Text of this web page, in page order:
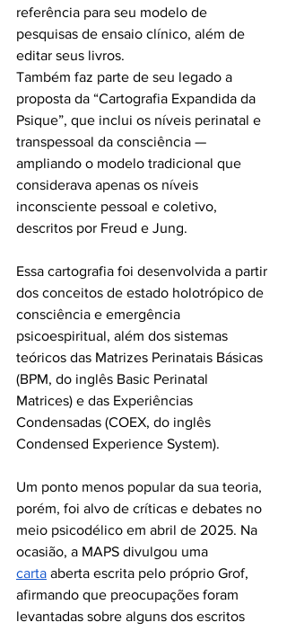
referência para seu modelo de
pesquisas de ensaio clínico, além de
editar seus livros.
Também faz parte de seu legado a
proposta da “Cartografia Expandida da
Psique”, que inclui os níveis perinatal e
transpessoal da consciência —
ampliando o modelo tradicional que
considerava apenas os níveis
inconsciente pessoal e coletivo,
descritos por Freud e Jung.
Essa cartografia foi desenvolvida a partir
dos conceitos de estado holotrópico de
consciência e emergência
psicoespiritual, além dos sistemas
teóricos das Matrizes Perinatais Básicas
(BPM, do inglês Basic Perinatal
Matrices) e das Experiências
Condensadas (COEX, do inglês
Condensed Experience System).
Um ponto menos popular da sua teoria,
porém, foi alvo de críticas e debates no
meio psicodélico em abril de 2025. Na
ocasião, a MAPS divulgou uma
carta aberta escrita pelo próprio Grof,
afirmando que preocupações foram
levantadas sobre alguns dos escritos